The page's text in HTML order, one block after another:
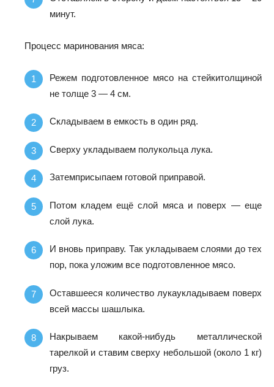
минут.
Процесс маринования мяса:
Режем подготовленное мясо на стейкитолщиной
не толще 3 — 4 см.
Складываем в емкость в один ряд.
Сверху укладываем полукольца лука.
Затемприсыпаем готовой приправой.
Потом кладем ещё слой мяса и поверх — еще
слой лука.
И вновь приправу. Так укладываем слоями до тех
пор, пока уложим все подготовленное мясо.
Оставшееся количество лукаукладываем поверх
всей массы шашлыка.
Накрываем какой-нибудь металлической
тарелкой и ставим сверху небольшой (около 1 кг)
груз.